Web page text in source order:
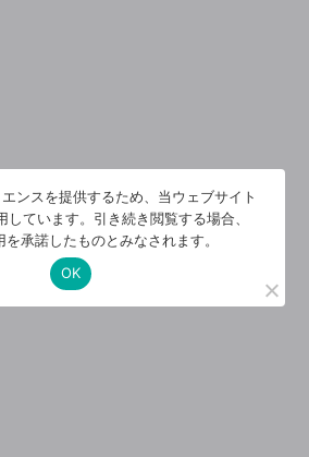
ンスを提供するため、当ウェブサイト
ています。引き続き閲覧する場合、
承諾したものとみなされます。
OK